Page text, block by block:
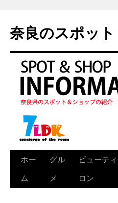
奈良のスポッ
ホー
ム
グル
メ
ビューテ
ロン